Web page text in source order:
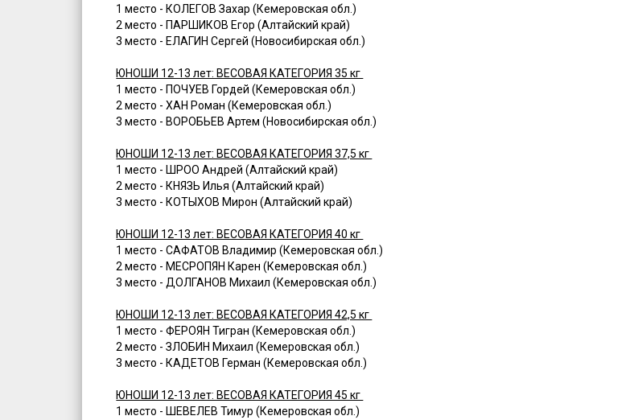
1 место - КОЛЕГОВ Захар (Кемеровская обл.)
2 место - ПАРШИКОВ Егор (Алтайский край)
3 место - ЕЛАГИН Сергей (Новосибирская обл.)
ЮНОШИ 12-13 лет: ВЕСОВАЯ КАТЕГОРИЯ 35 кг
1 место - ПОЧУЕВ Гордей (Кемеровская обл.)
2 место - ХАН Роман (Кемеровская обл.)
3 место - ВОРОБЬЕВ Артем (Новосибирская обл.)
ЮНОШИ 12-13 лет: ВЕСОВАЯ КАТЕГОРИЯ 37,5 кг
1 место - ШРОО Андрей (Алтайский край)
2 место - КНЯЗЬ Илья (Алтайский край)
3 место - КОТЫХОВ Мирон (Алтайский край)
ЮНОШИ 12-13 лет: ВЕСОВАЯ КАТЕГОРИЯ 40 кг
1 место - САФАТОВ Владимир (Кемеровская обл.)
2 место - МЕСРОПЯН Карен (Кемеровская обл.)
3 место - ДОЛГАНОВ Михаил (Кемеровская обл.)
ЮНОШИ 12-13 лет: ВЕСОВАЯ КАТЕГОРИЯ 42,5 кг
1 место - ФЕРОЯН Тигран (Кемеровская обл.)
2 место - ЗЛОБИН Михаил (Кемеровская обл.)
3 место - КАДЕТОВ Герман (Кемеровская обл.)
ЮНОШИ 12-13 лет: ВЕСОВАЯ КАТЕГОРИЯ 45 кг
1 место - ШЕВЕЛЕВ Тимур (Кемеровская обл.)